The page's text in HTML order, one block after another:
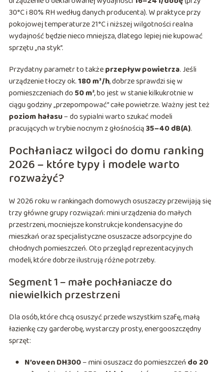
30°C i 80% RH według danych producenta). W praktyce przy
pokojowej temperaturze 21°C i niższej wilgotności realna
wydajność będzie nieco mniejsza, dlatego lepiej nie kupować
sprzętu „na styk”.
Przydatny parametr to takżeprzepływ powietrza. Jeśli
urządzenie tłoczy ok.180 m³/h, dobrze sprawdzi się w
pomieszczeniach do 50 m², bo jest w stanie kilkukrotnie w
ciągu godziny „przepompować” całe powietrze. Ważny jest też
poziom hałasu– do sypialni warto szukać modeli
pracujących w trybie nocnym z głośnością35–40 dB(A).
Pochłaniacz wilgoci do domu ranking
2026 – które typy i modele warto
rozważyć?
W 2026 roku w rankingach domowych osuszaczy przewijają się
trzy główne grupy rozwiązań: mini urządzenia do małych
przestrzeni, mocniejsze konstrukcje kondensacyjne do
mieszkań oraz specjalistyczne osuszacze adsorpcyjne do
chłodnych pomieszczeń. Oto przegląd reprezentacyjnych
modeli, które dobrze ilustrują różne potrzeby.
Segment 1 – małe pochłaniacze do
niewielkich przestrzeni
Dla osób, które chcą osuszyć przede wszystkim szafę, małą
łazienkę czy garderobę, wystarczy prosty, energooszczędny
sprzęt:
N’oveen DH300– mini osuszacz do pomieszczeń do 20